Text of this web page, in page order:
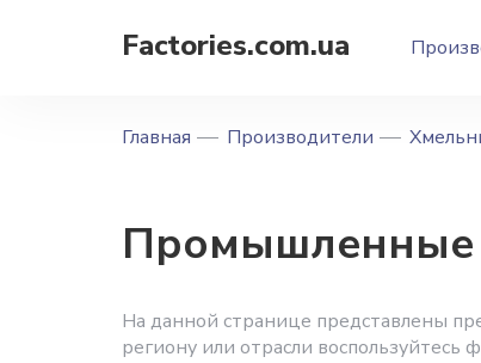
Factories.com.ua
Главная Производители
Промышленные
На данной странице представлены
региону или отрасли воспользуйтесь